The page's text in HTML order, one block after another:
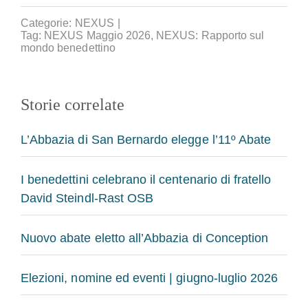
Categorie: NEXUS
Tag: NEXUS Maggio 2026, NEXUS: Rapporto sul
mondo benedettino
Storie correlate
L’Abbazia di San Bernardo elegge l’11º Abate
I benedettini celebrano il centenario di fratello
David Steindl-Rast OSB
Nuovo abate eletto all’Abbazia di Conception
Elezioni, nomine ed eventi | giugno-luglio 2026